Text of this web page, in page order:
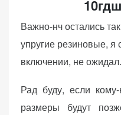
Важно-нч остались
упругие резиновые,
включении, не ожидал.
Рад буду, если
размеры будут